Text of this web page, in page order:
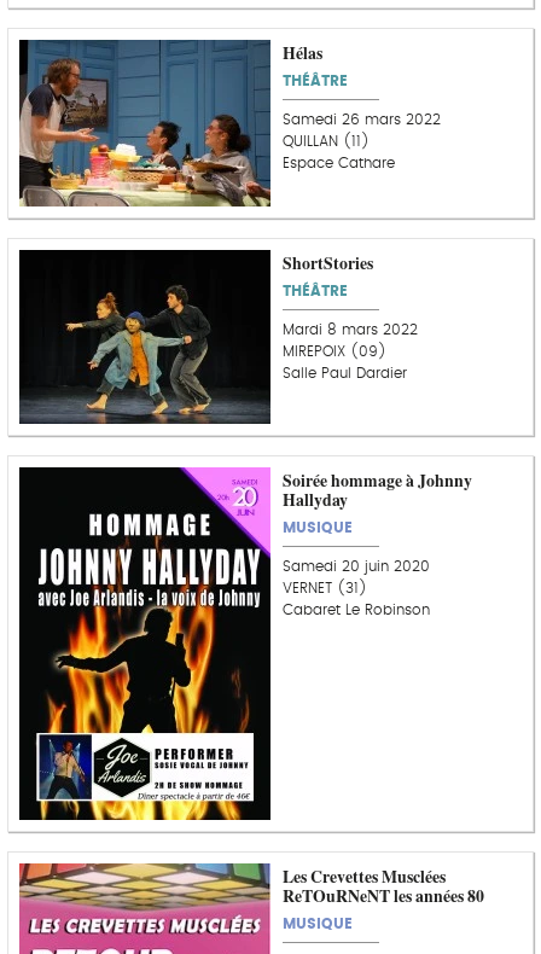
Hélas
THÉÂTRE
Samedi 26 mars 2022
QUILLAN (11)
Espace Cathare
ShortStories
THÉÂTRE
Mardi 8 mars 2022
MIREPOIX (09)
Salle Paul Dardier
Soirée hommage à Johnny
Hallyday
MUSIQUE
Samedi 20 juin 2020
VERNET (31)
Cabaret Le Robinson
Les Crevettes Musclées
ReTOuRNeNT les années 80
MUSIQUE